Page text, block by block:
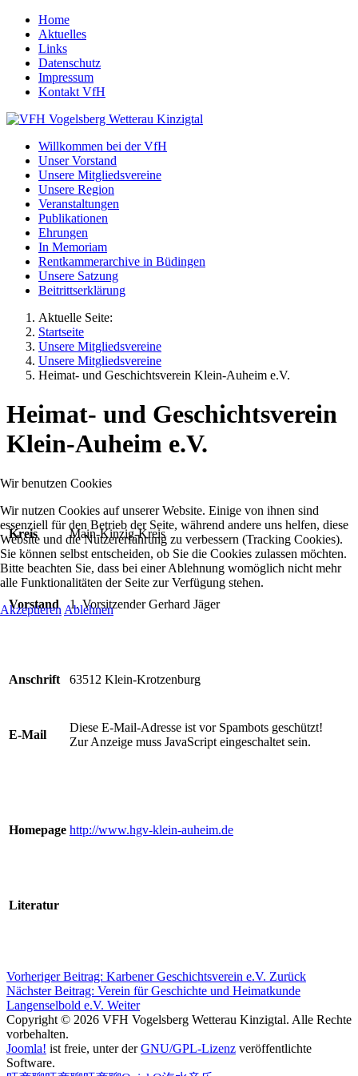
Home
Aktuelles
Links
Datenschutz
Impressum
Kontakt VfH
Willkommen bei der VfH
Unser Vorstand
Unsere Mitgliedsvereine
Unsere Region
Veranstaltungen
Publikationen
Ehrungen
In Memoriam
Rentkammerarchive in Büdingen
Unsere Satzung
Beitrittserklärung
Aktuelle Seite:
Startseite
Unsere Mitgliedsvereine
Unsere Mitgliedsvereine
Heimat- und Geschichtsverein Klein-Auheim e.V.
Heimat- und Geschichtsverein
Klein-Auheim e.V.
Kreis Main-Kinzig-Kreis
Vorstand 1. Vorsitzender Gerhard Jäger
Anschrift 63512 Klein-Krotzenburg
E-Mail
Diese E-Mail-Adresse ist vor Spambots geschützt!
Zur Anzeige muss JavaScript eingeschaltet sein.
Homepage http://www.hgv-klein-auheim.de
Literatur
Vorheriger Beitrag: Karbener Geschichtsverein e.V. Zurück
Nächster Beitrag: Verein für Geschichte und Heimatkunde
Langenselbold e.V. Weiter
Copyright © 2026 VFH Vogelsberg Wetterau Kinzigtal. Alle Rechte
vorbehalten.
Joomla! ist freie, unter derGNU/GPL-Lizenz veröffentlichte
Software.
Wir benutzen Cookies
Wir nutzen Cookies auf unserer Website. Einige von ihnen sind
essenziell für den Betrieb der Seite, während andere uns helfen, diese
Website und die Nutzererfahrung zu verbessern (Tracking Cookies).
Sie können selbst entscheiden, ob Sie die Cookies zulassen möchten.
Bitte beachten Sie, dass bei einer Ablehnung womöglich nicht mehr
alle Funktionalitäten der Seite zur Verfügung stehen.
Akzeptieren Ablehnen